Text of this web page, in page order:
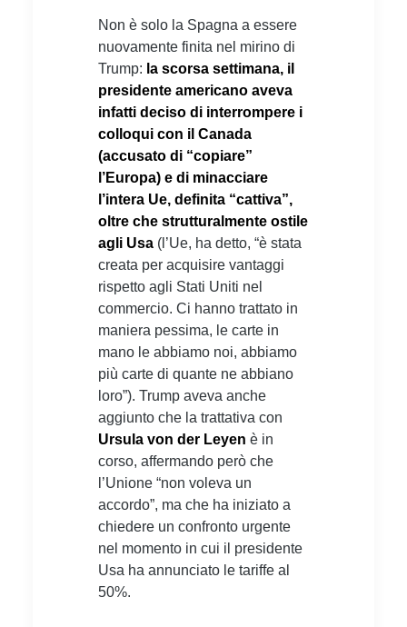
Non è solo la Spagna a essere
nuovamente finita nel mirino di
Trump: la scorsa settimana, il
presidente americano aveva
infatti deciso di interrompere i
colloqui con il Canada
(accusato di “copiare”
l’Europa) e di minacciare
l’intera Ue, definita “cattiva”,
oltre che strutturalmente ostile
agli Usa (l’Ue, ha detto, “è stata
creata per acquisire vantaggi
rispetto agli Stati Uniti nel
commercio. Ci hanno trattato in
maniera pessima, le carte in
mano le abbiamo noi, abbiamo
più carte di quante ne abbiano
loro”). Trump aveva anche
aggiunto che la trattativa con
Ursula von der Leyen è in
corso, affermando però che
l’Unione “non voleva un
accordo”, ma che ha iniziato a
chiedere un confronto urgente
nel momento in cui il presidente
Usa ha annunciato le tariffe al
50%.